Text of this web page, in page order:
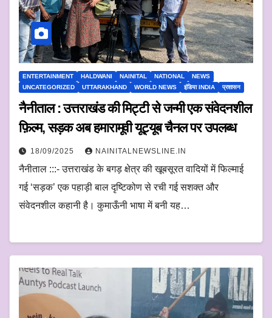
ENTERTAINMENT HALDWANI NAINITAL NATIONAL
NEWS
UNCATEGORIZED
UTTARAKHAND WORLD NEWS इंडिया INDIA प्रशासन
नैनीताल : उत्तराखंड की मिट्टी से जन्मी एक संवेदनशील
फ़िल्म, सड़क अब हमारामूवी यूट्यूब चैनल पर उपलब्ध
18/09/2025 NAINITALNEWSLINE.IN
नैनीताल :::- उत्तराखंड के बगड़ क्षेत्र की खूबसूरत वादियों में फिल्माई
गई ‘सड़क’ एक पहाड़ी बाल दृष्टिकोण से रची गई सशक्त और
संवेदनशील कहानी है। कुमाऊँनी भाषा में बनी यह…